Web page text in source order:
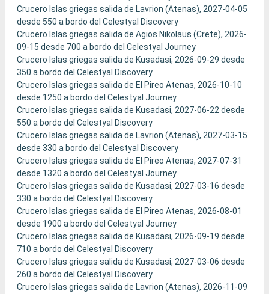
Crucero Islas griegas salida de Lavrion (Atenas), 2027-04-05
desde 550 a bordo del Celestyal Discovery
Crucero Islas griegas salida de Agios Nikolaus (Crete), 2026-
09-15 desde 700 a bordo del Celestyal Journey
Crucero Islas griegas salida de Kusadasi, 2026-09-29 desde
350 a bordo del Celestyal Discovery
Crucero Islas griegas salida de El Pireo Atenas, 2026-10-10
desde 1250 a bordo del Celestyal Journey
Crucero Islas griegas salida de Kusadasi, 2027-06-22 desde
550 a bordo del Celestyal Discovery
Crucero Islas griegas salida de Lavrion (Atenas), 2027-03-15
desde 330 a bordo del Celestyal Discovery
Crucero Islas griegas salida de El Pireo Atenas, 2027-07-31
desde 1320 a bordo del Celestyal Journey
Crucero Islas griegas salida de Kusadasi, 2027-03-16 desde
330 a bordo del Celestyal Discovery
Crucero Islas griegas salida de El Pireo Atenas, 2026-08-01
desde 1900 a bordo del Celestyal Journey
Crucero Islas griegas salida de Kusadasi, 2026-09-19 desde
710 a bordo del Celestyal Discovery
Crucero Islas griegas salida de Kusadasi, 2027-03-06 desde
260 a bordo del Celestyal Discovery
Crucero Islas griegas salida de Lavrion (Atenas), 2026-11-09